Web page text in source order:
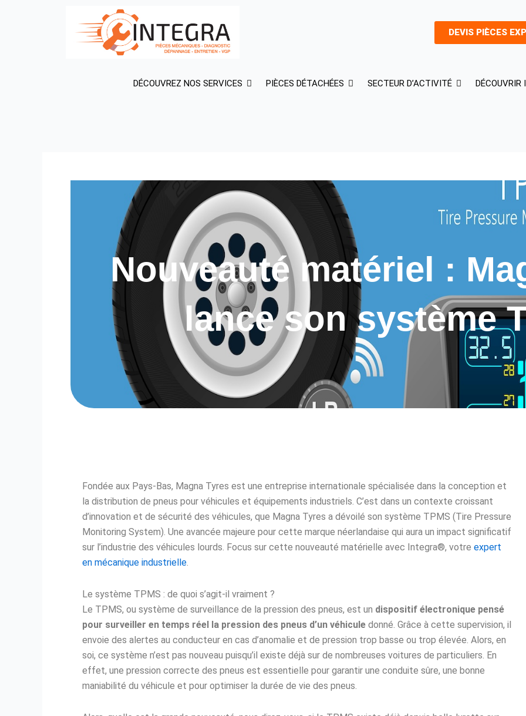
DEVIS PIÈCES
DÉCOUVREZ NOS SERVICES PIÈCES DÉTACHÉES SECTEUR D’ACTIVITÉ
Nouveauté matériel :
lance son système
Fondée aux Pays-Bas, Magna Tyres est une entreprise internationale spécialisée dans la conception et
la distribution de pneus pour véhicules et équipements industriels. C’est dans un contexte croissant
d’innovation et de sécurité des véhicules, que Magna Tyres a dévoilé son système TPMS (Tire Pressure
Monitoring System). Une avancée majeure pour cette marque néerlandaise qui aura un impact significatif
sur l’industrie des véhicules lourds. Focus sur cette nouveauté matérielle avec Integra®, votre expert
en mécanique industrielle.
Le système TPMS : de quoi s’agit-il vraiment ?
Le TPMS, ou système de surveillance de la pression des pneus, est un dispositif électronique pensé
pour surveiller en temps réel la pression des pneus d’un véhicule donné. Grâce à cette supervision, il
envoie des alertes au conducteur en cas d’anomalie et de pression trop basse ou trop élevée. Alors, en
soi, ce système n’est pas nouveau puisqu’il existe déjà sur de nombreuses voitures de particuliers. En
effet, une pression correcte des pneus est essentielle pour garantir une conduite sûre, une bonne
maniabilité du véhicule et pour optimiser la durée de vie des pneus.